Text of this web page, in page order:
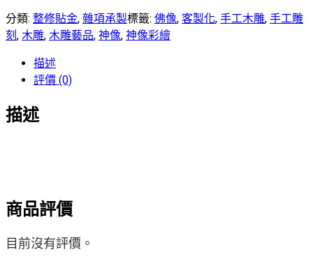
分類: 整修貼金, 雜項承製標籤: 佛像, 客製化, 手工木雕, 手工雕
刻 , 木雕, 木雕藝品, 神像, 神像彩繪
描述
評價 (0)
描述
商品評價
目前沒有評價。